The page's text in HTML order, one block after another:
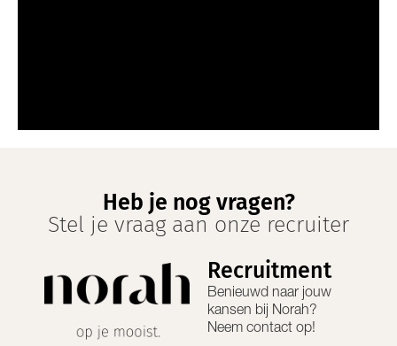
Heb je nog vragen?
Stel je vraag aan onze recruiter
Recruitment
Benieuwd naar jouw
kansen bij Norah?
Neem contact op!